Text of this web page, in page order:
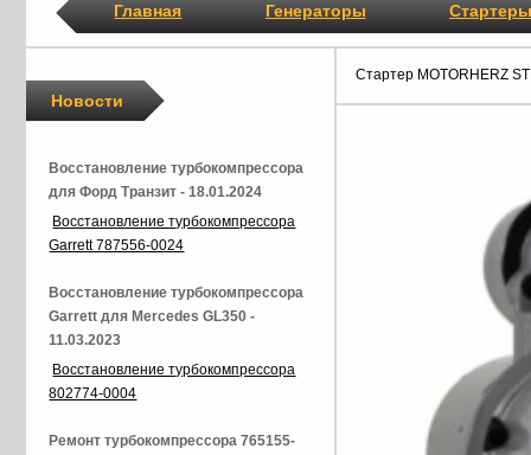
Главная Генераторы Стартеры
Стартер MOTORHERZ
Новости
Восстановление турбокомпрессора
для Форд Транзит - 18.01.2024
Восстановление турбокомпрессора
Garrett 787556-0024
Восстановление турбокомпрессора
Garrett для Mercedes GL350 -
11.03.2023
Восстановление турбокомпрессора
802774-0004
Ремонт турбокомпрессора 765155-